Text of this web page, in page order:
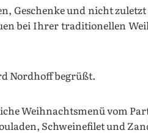
und nicht
bei Ihrer traditionellen
Nordhoff begrüßt.
Weihnachtsmenü vom
Schweinefilet und